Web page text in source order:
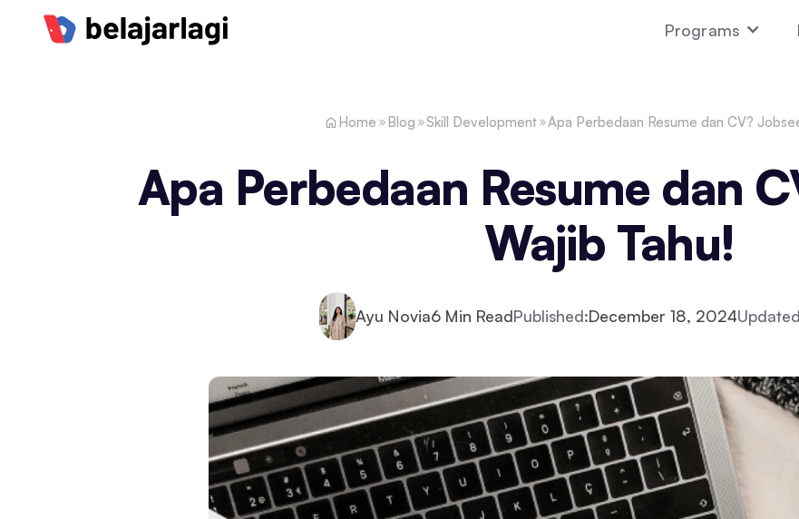
Programs
Home Blog Skill Development Apa Perbedaan Resume dan CV?
Apa Perbedaan Resume dan
Wajib Tahu!
Ayu Novia6Min ReadPublished:December 18, 2024